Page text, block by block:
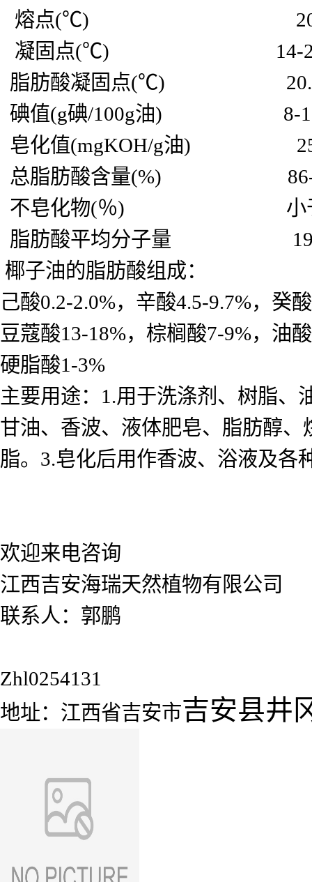
熔点(℃) 20-
凝固点(℃) 14-
脂肪酸凝固点(℃)
碘值(g碘/100g油) 8-
皂化值(mgKOH/g油)
总脂肪酸含量(%) 86-
不皂化物(％) 小于
脂肪酸平均分子量
椰子油的脂肪酸组成：
己酸0.2-2.0%，辛酸4.5-9.7%，癸
豆蔻酸13-18%，棕榈酸7-9%，油
硬脂酸1-3%
主要用途：1.用于洗涤剂、树脂、
甘油、香波、液体肥皂、脂肪醇
脂。3.皂化后用作香波、浴液及各
欢迎来电咨询
江西吉安海瑞天然植物有限公司
联系人：郭鹏
Zhl0254131
地址：江西省吉安市吉安县井